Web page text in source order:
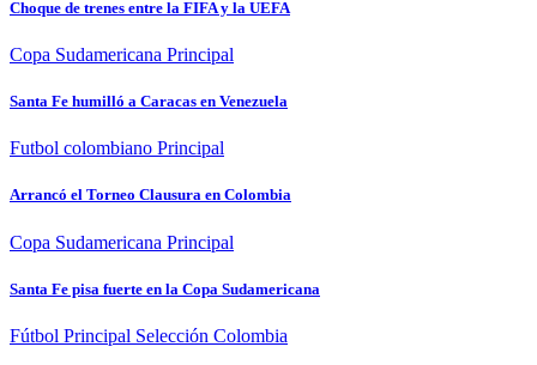
Choque de trenes entre la FIFA y la UEFA
Copa Sudamericana Principal
Santa Fe humilló a Caracas en Venezuela
Futbol colombiano Principal
Arrancó el Torneo Clausura en Colombia
Copa Sudamericana Principal
Santa Fe pisa fuerte en la Copa Sudamericana
Fútbol Principal Selección Colombia